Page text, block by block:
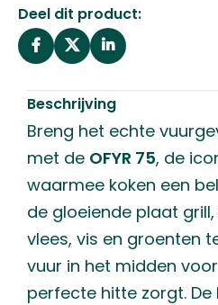
Deel dit product:
Beschrijving
Breng het echte
met de OFYR 75, de
waarmee koken een
de gloeiende plaat
vlees, vis en groenten
vuur in het midden
perfecte hitte zorgt.